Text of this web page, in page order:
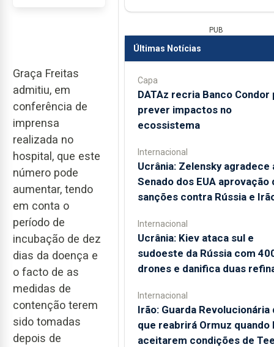
Graça Freitas
admitiu, em
conferência de
imprensa
realizada no
hospital, que este
número pode
aumentar, tendo
em conta o
período de
incubação de dez
dias da doença e
o facto de as
medidas de
contenção terem
sido tomadas
depois de
PUB
Últimas Notícias
Capa
DATAz recria Banco Condor
prever impactos no
ecossistema
Internacional
Ucrânia: Zelensky agradece
Senado dos EUA aprovação
sanções contra Rússia e
Internacional
Ucrânia: Kiev ataca sul e
sudoeste da Rússia com
drones e danifica duas
Internacional
Irão: Guarda Revolucionária
que reabrirá Ormuz quando
aceitarem condições de